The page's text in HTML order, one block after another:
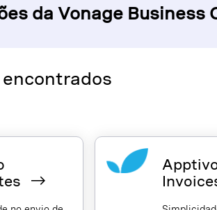
da Vonage Business